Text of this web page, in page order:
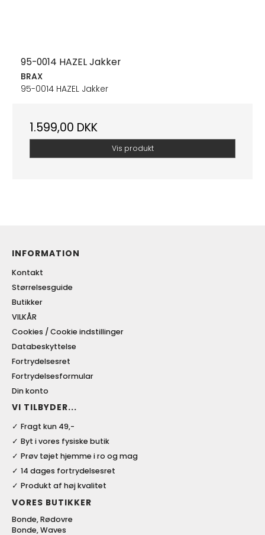
95-0014 HAZEL Jakker
BRAX
95-0014 HAZEL Jakker
1.599,00 DKK
Vis produkt
INFORMATION
Kontakt
Størrelsesguide
Butikker
VILKÅR
Cookies / Cookie indstillinger
Databeskyttelse
Fortrydelsesret
Fortrydelsesformular
Din konto
VI TILBYDER...
Fragt kun 49,-
Byt i vores fysiske butik
Prøv tøjet hjemme i ro og mag
14 dages fortrydelsesret
Produkt af høj kvalitet
VORES BUTIKKER
Bonde, Rødovre
Bonde, Waves